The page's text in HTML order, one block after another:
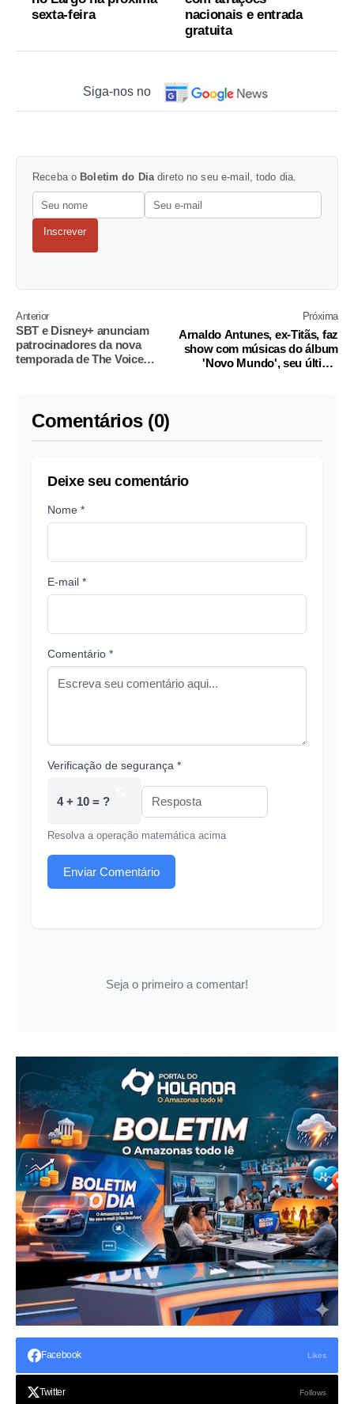
sexta-feira
nacionais e entrada
gratuita
Siga-nos no
Receba o Boletim do Dia direto no seu e-mail, todo dia.
Inscrever
Anterior
SBT e Disney+ anunciam
patrocinadores da nova
temporada de The Voice
Próxima
Arnaldo Antunes, ex-Titãs, faz
show com músicas do álbum
'Novo Mundo', seu último
Comentários (0)
Deixe seu comentário
Nome *
E-mail *
Comentário *
Verificação de segurança *
4 + 10 = ?
Resolva a operação matemática acima
Enviar Comentário
Seja o primeiro a comentar!
Facebook Likes
Twitter Follows